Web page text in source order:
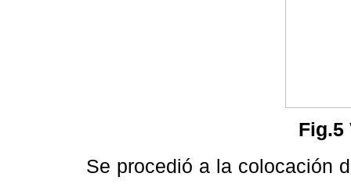
Fig.5
Se procedió a la colocación